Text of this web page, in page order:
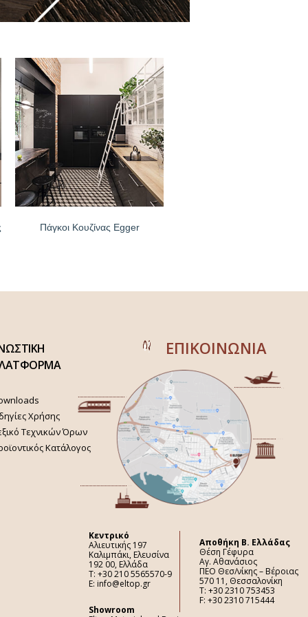
Πάγκοι Κουζίνας Egger
Χρήσης
Τεχνικών Όρων
Κατάλογος
ΕΠΙΚΟΙΝΩΝΙΑ
Κεντρικό
Αλιευτικής 197
Καλιμπάκι, Ελευσίνα
192 00, Ελλάδα
Τ: +30 210 5565570-9
E: info@eltop.gr
Showroom
Aποθήκη Β. Ελλάδας
Θέση Γέφυρα
Αγ. Αθανάσιος
ΠΕΟ Θεσ/νίκης – Βέροιας
570 11, Θεσσαλονίκη
Τ: +30 2310 753453
F: +30 2310 715444